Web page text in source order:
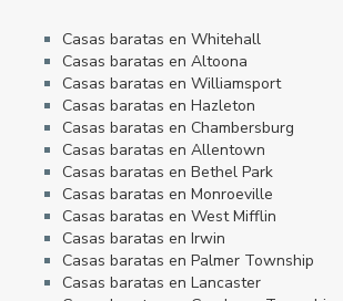
Casas baratas en Whitehall
Casas baratas en Altoona
Casas baratas en Williamsport
Casas baratas en Hazleton
Casas baratas en Chambersburg
Casas baratas en Allentown
Casas baratas en Bethel Park
Casas baratas en Monroeville
Casas baratas en West Mifflin
Casas baratas en Irwin
Casas baratas en Palmer Township
Casas baratas en Lancaster